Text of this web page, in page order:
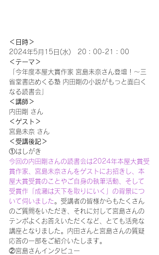
＜日時＞
2024年5月15日(水)　20：00-21：00
＜テーマ＞
「今年度本屋大賞作家 宮島未奈さん登壇！〜三
省堂書店めくる塾 内田剛の小説がもっと面白く
なる読書会」
＜講師＞
内田剛 さん
＜ゲスト＞
宮島未奈 さん
＜受講後記＞
①はしがき
今回の内田剛さんの読書会は2024年本屋大賞受
賞作家、宮島未奈さんをゲストにお招きし、本
屋大賞受賞のことやご自身の執筆活動、そして
受賞作「成瀬は天下を取りにいく」の背景につ
いて伺いました。受講者の皆様からもたくさん
のご質問をいただき、それに対して宮島さんの
テンポよくお答えいただくなど、とても活発な
講座となりました。内田さんと宮島さんの質疑
応答の一部をご紹介いたします。
②宮島さんインタビュー